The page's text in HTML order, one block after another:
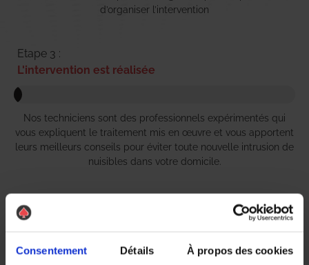
Consentement Détails À propos des cookies
d’organiser l’intervention
Etape 3 :
L'intervention est réalisée
Nos techniciens sont des professionnels expérimentés qui
vous expliquent le traitement mis en œuvre et vous apportent
leurs meilleurs conseils pour éviter toute nouvelle intrusion de
nuisibles dans votre domicile.
Etape 4 :
Règlement simple et rapide